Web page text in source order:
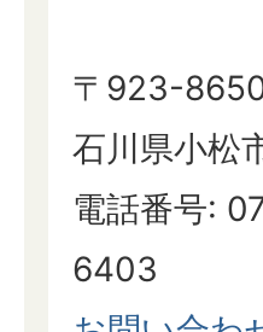
〒923-
石川県小松
電話番号:
6403